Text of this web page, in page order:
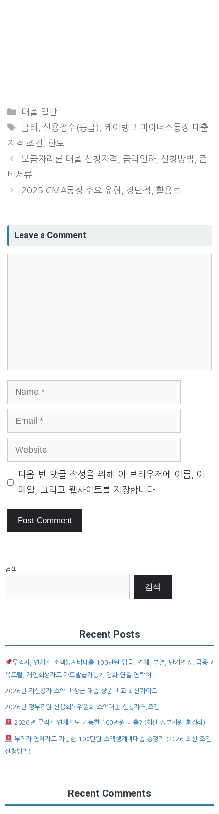
Categories
대출 일반
Tags
금리 신용점수(등급)
케이뱅크 마이너스통장 대출
자격 조건
한도
보금자리론 대출 신청자격, 금리인하, 신청방법, 준
비서류
2025 CMA통장 주요 유형, 장단점, 활용법
Leave a Comment
Name
Email
Website
다음 번 댓글 작성을 위해 이 브라우저에 이름, 이
메일, 그리고 웹사이트를 저장합니다.
검색
검색
Recent Posts
무직자, 연체자 소액생계비대출 100만원 입금, 연체, 부결, 만기연장, 금융교
육포털, 개인회생자도 카드발급가능?, 전화 연결 연락처
2026년 저신용자 소액 비상금 대출 상품 비교 최신가이드
2026년 정부지원 신용회복위원회 소액대출 신청자격,조건
2026년 무직자·연체자도 가능한 100만원 대출? (최신 정부지원 총정리)
무직자·연체자도 가능한 100만원 소액생계비대출 총정리 (2026 최신 조건·
신청방법)
Recent Comments